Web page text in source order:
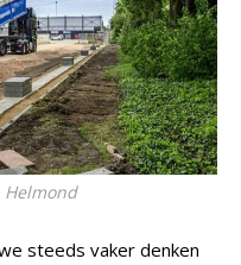
Helmond
steeds vaker denken